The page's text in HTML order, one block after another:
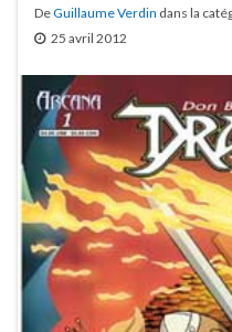
DeGuillaume Verdin dans la
25 avril 2012